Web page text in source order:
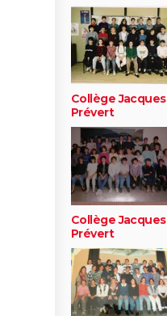
Collège Jacques
Prévert
Collège Jacques
Prévert